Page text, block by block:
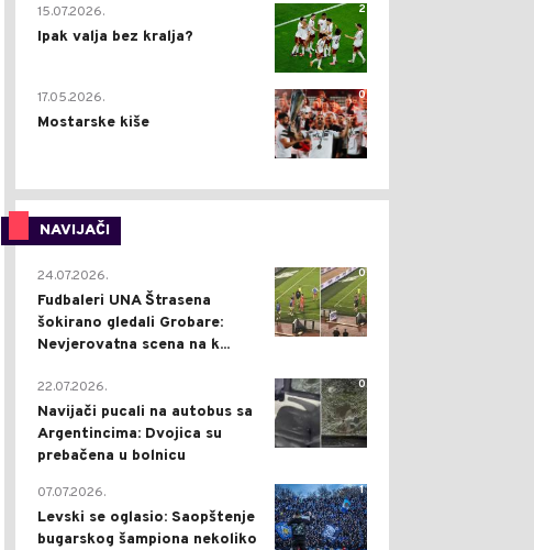
2
15.07.2026.
Ipak valja bez kralja?
0
17.05.2026.
Mostarske kiše
NAVIJAČI
0
24.07.2026.
Fudbaleri UNA Štrasena
šokirano gledali Grobare:
Nevjerovatna scena na k...
0
22.07.2026.
Navijači pucali na autobus sa
Argentincima: Dvojica su
prebačena u bolnicu
1
07.07.2026.
Levski se oglasio: Saopštenje
bugarskog šampiona nekoliko